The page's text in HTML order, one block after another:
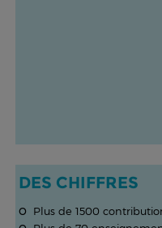
DES CHIFFRES
o Plus de 1500